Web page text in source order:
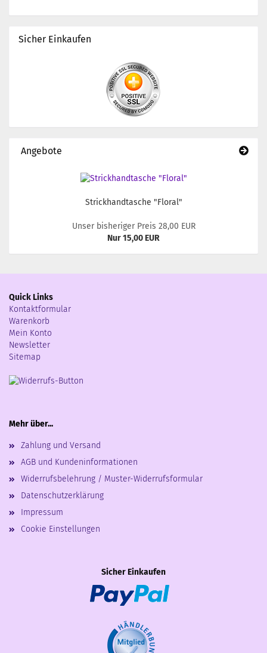
Sicher Einkaufen
Angebote
Strickhandtasche "Floral"
Unser bisheriger Preis 28,00 EUR
Nur 15,00 EUR
Quick Links
Kontaktformular
Warenkorb
Mein Konto
Newsletter
Sitemap
Mehr über...
Zahlung und Versand
AGB und Kundeninformationen
Widerrufsbelehrung / Muster-Widerrufsformular
Datenschutzerklärung
Impressum
Cookie Einstellungen
Sicher Einkaufen